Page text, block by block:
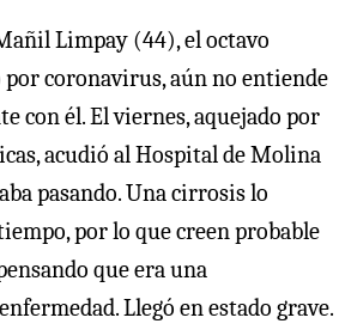
Limpay (44), el octavo
coronavirus, aún no entiende
con él. El viernes, aquejado por
acudió al Hospital de Molina
pasando. Una cirrosis lo
por lo que creen probable
que era una
Llegó en estado grave.